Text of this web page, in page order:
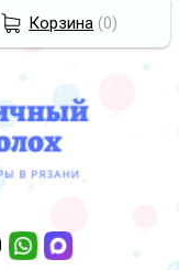
Корзина (0)